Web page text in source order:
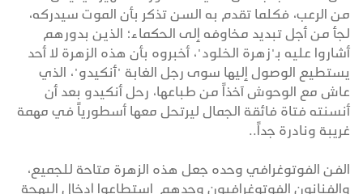
من الرعب، فكلما تقدم به السن تذكر بأن الموت سيدركه،
لجأ من أجل تبديد مخاوفه إلى الحكماء؛ الذين بدورهم
أشاروا عليه بـ"زهرة الخلود"، أخبروه بأن هذه الزهرة لا أحد
يستطيع الوصول إليها سوى رجل الغابة "أنكيدو"، الذي
عاش مع الوحوش آخذاً من طباعها، رحل أنكيدو بعد أن
أنسنته فتاة فائقة الجمال ليرتحل معها أسطورياً في مهمة
غريبة ونادرة جداً..
الفن الفوتوغرافي وحده جعل هذه الزهرة متاحة للجميع،
والفنانون الفوتوغرافيون وحدهم استطاعوا إدخال البهجة